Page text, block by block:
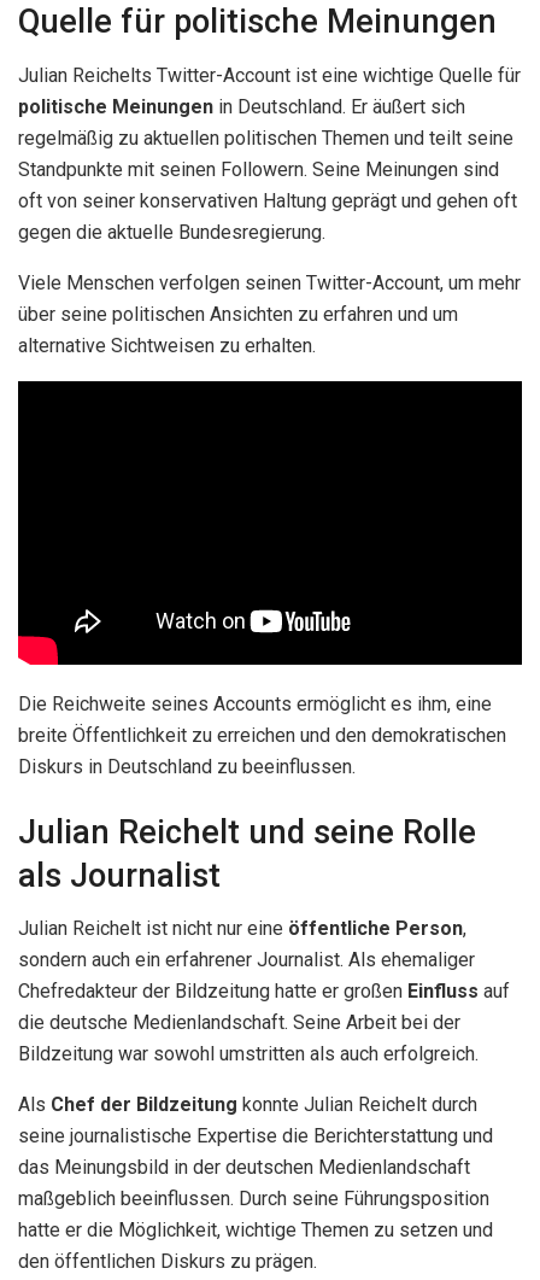
Quelle für politische Meinungen
Julian Reichelts Twitter-Account ist eine wichtige Quelle für
politische Meinungen in Deutschland. Er äußert sich
regelmäßig zu aktuellen politischen Themen und teilt seine
Standpunkte mit seinen Followern. Seine Meinungen sind
oft von seiner konservativen Haltung geprägt und gehen oft
gegen die aktuelle Bundesregierung.
Viele Menschen verfolgen seinen Twitter-Account, um mehr
über seine politischen Ansichten zu erfahren und um
alternative Sichtweisen zu erhalten.
Die Reichweite seines Accounts ermöglicht es ihm, eine
breite Öffentlichkeit zu erreichen und den demokratischen
Diskurs in Deutschland zu beeinflussen.
Julian Reichelt und seine Rolle
als Journalist
Julian Reichelt ist nicht nur eine öffentliche Person,
sondern auch ein erfahrener Journalist. Als ehemaliger
Chefredakteur der Bildzeitung hatte er großen Einfluss auf
die deutsche Medienlandschaft. Seine Arbeit bei der
Bildzeitung war sowohl umstritten als auch erfolgreich.
Als Chef der Bildzeitung konnte Julian Reichelt durch
seine journalistische Expertise die Berichterstattung und
das Meinungsbild in der deutschen Medienlandschaft
maßgeblich beeinflussen. Durch seine Führungsposition
hatte er die Möglichkeit, wichtige Themen zu setzen und
den öffentlichen Diskurs zu prägen.